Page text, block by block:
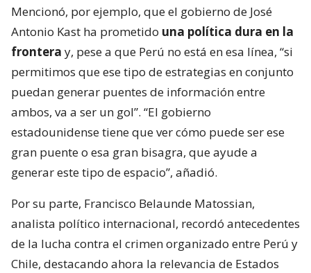
Mencionó, por ejemplo, que el gobierno de José
Antonio Kast ha prometido una política dura en la
frontera y, pese a que Perú no está en esa línea, “si
permitimos que ese tipo de estrategias en conjunto
puedan generar puentes de información entre
ambos, va a ser un gol”. “El gobierno
estadounidense tiene que ver cómo puede ser ese
gran puente o esa gran bisagra, que ayude a
generar este tipo de espacio”, añadió.
Por su parte, Francisco Belaunde Matossian,
analista político internacional, recordó antecedentes
de la lucha contra el crimen organizado entre Perú y
Chile, destacando ahora la relevancia de Estados